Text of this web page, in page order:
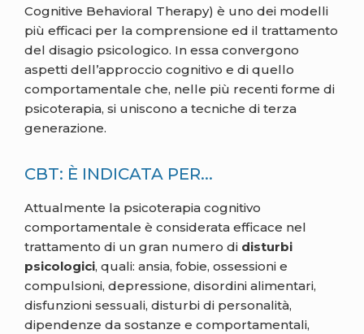
Cognitive Behavioral Therapy) è uno dei modelli
più efficaci per la comprensione ed il trattamento
del disagio psicologico. In essa convergono
aspetti dell’approccio cognitivo e di quello
comportamentale che, nelle più recenti forme di
psicoterapia, si uniscono a tecniche di terza
generazione.
CBT: È INDICATA PER...
Attualmente la psicoterapia cognitivo
comportamentale è considerata efficace nel
trattamento di un gran numero di disturbi
psicologici, quali: ansia, fobie, ossessioni e
compulsioni, depressione, disordini alimentari,
disfunzioni sessuali, disturbi di personalità,
dipendenze da sostanze e comportamentali,